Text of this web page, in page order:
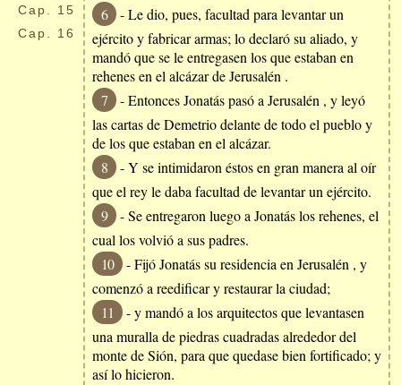
Cap.
15
Cap.
16
6
- Le dio, pues, facultad para levantar un
ejército y fabricar armas; lo declaró su aliado, y
mandó que se le entregasen los que estaban en
rehenes en el alcázar de Jerusalén .
7
- Entonces Jonatás pasó a Jerusalén , y leyó
las cartas de Demetrio delante de todo el pueblo y
de los que estaban en el alcázar.
8
- Y se intimidaron éstos en gran manera al oír
que el rey le daba facultad de levantar un ejército.
9
- Se entregaron luego a Jonatás los rehenes, el
cual los volvió a sus padres.
10
- Fijó Jonatás su residencia en Jerusalén , y
comenzó a reedificar y restaurar la ciudad;
11
- y mandó a los arquitectos que levantasen
una muralla de piedras cuadradas alrededor del
monte de Sión, para que quedase bien fortificado; y
así lo hicieron.